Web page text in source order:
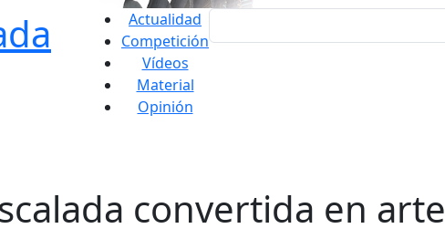
Actualidad
Competición
Vídeos
Material
Opinión
convertida en arte